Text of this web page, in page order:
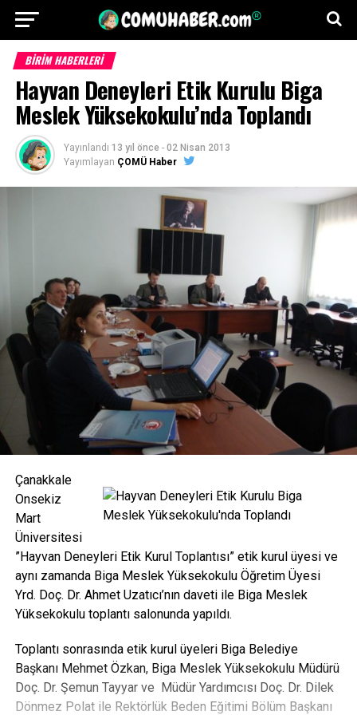
BİRİM HABERLERİ
Hayvan Deneyleri Etik Kurulu Biga
Meslek Yüksekokulu’nda Toplandı
Yayınlandı 13 yıl önce - 02 Nisan 2013
Yayımlayan ÇOMÜ Haber
Çanakkale
Onsekiz
Mart
Üniversitesi
”Hayvan Deneyleri Etik Kurul Toplantısı” etik kurul üyesi ve
aynı zamanda Biga Meslek Yüksekokulu Öğretim Üyesi
Yrd. Doç. Dr. Ahmet Uzatıcı’nın daveti ile Biga Meslek
Yüksekokulu toplantı salonunda yapıldı.
Toplantı sonrasında etik kurul üyeleri Biga Belediye
Başkanı Mehmet Özkan, Biga Meslek Yüksekokulu Müdürü
Doç. Dr. Şemun Tayyar ve Müdür Yardımcısı Doç. Dr. Dilek
Dönmez Polat ile Rektörlük Beden Eğitimi Bölüm Başkanı